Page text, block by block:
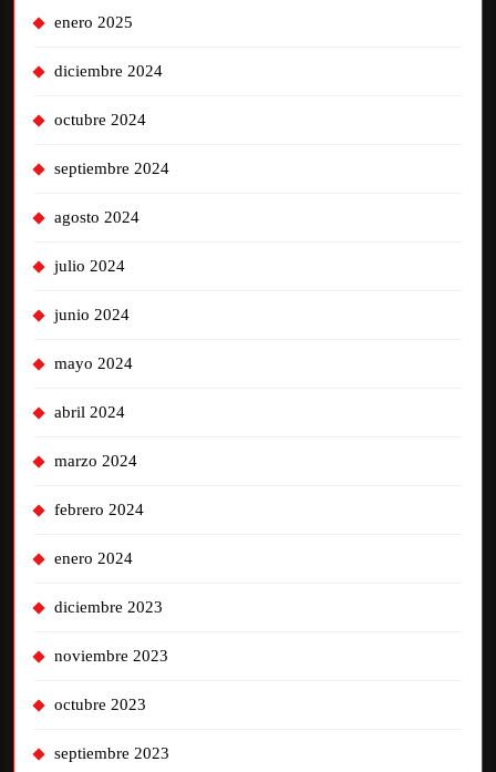
enero 2025
diciembre 2024
octubre 2024
septiembre 2024
agosto 2024
julio 2024
junio 2024
mayo 2024
abril 2024
marzo 2024
febrero 2024
enero 2024
diciembre 2023
noviembre 2023
octubre 2023
septiembre 2023